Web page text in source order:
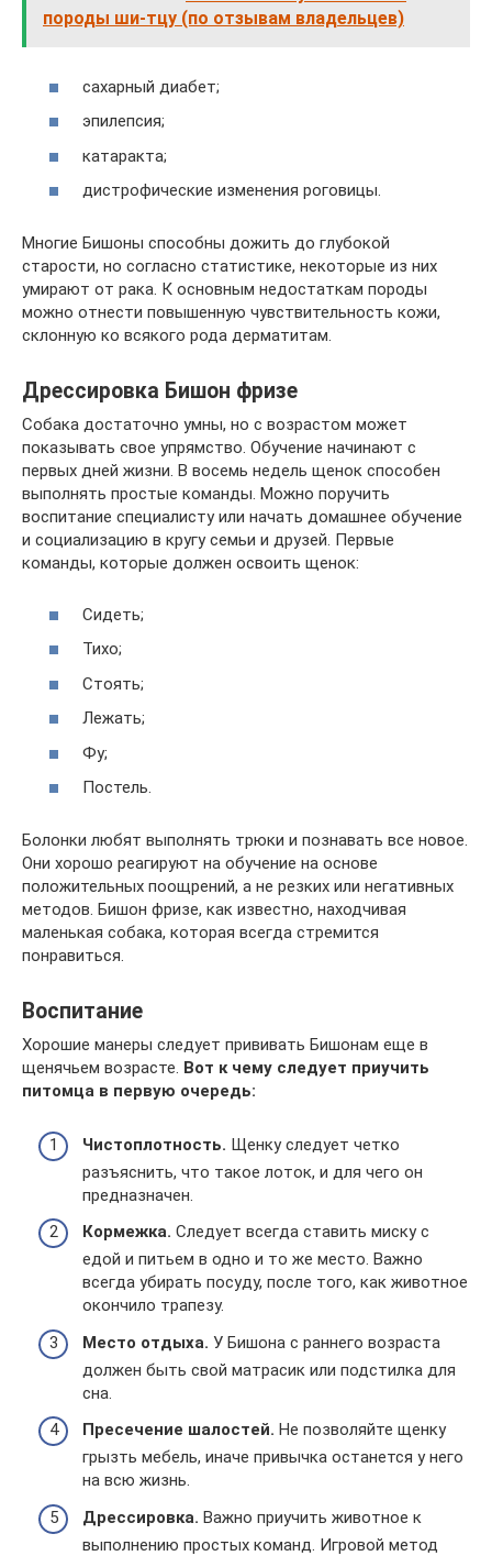
породы ши-тцу (по отзывам владельцев)
сахарный диабет;
эпилепсия;
катаракта;
дистрофические изменения роговицы.
Многие Бишоны способны дожить до глубокой
старости, но согласно статистике, некоторые из них
умирают от рака. К основным недостаткам породы
можно отнести повышенную чувствительность кожи,
склонную ко всякого рода дерматитам.
Дрессировка Бишон фризе
Собака достаточно умны, но с возрастом может
показывать свое упрямство. Обучение начинают с
первых дней жизни. В восемь недель щенок способен
выполнять простые команды. Можно поручить
воспитание специалисту или начать домашнее обучение
и социализацию в кругу семьи и друзей. Первые
команды, которые должен освоить щенок:
Сидеть;
Тихо;
Стоять;
Лежать;
Фу;
Постель.
Болонки любят выполнять трюки и познавать все новое.
Они хорошо реагируют на обучение на основе
положительных поощрений, а не резких или негативных
методов. Бишон фризе, как известно, находчивая
маленькая собака, которая всегда стремится
понравиться.
Воспитание
Хорошие манеры следует прививать Бишонам еще в
щенячьем возрасте. Вот к чему следует приучить
питомца в первую очередь:
Чистоплотность. Щенку следует четко
разъяснить, что такое лоток, и для чего он
предназначен.
Кормежка. Следует всегда ставить миску с
едой и питьем в одно и то же место. Важно
всегда убирать посуду, после того, как животное
окончило трапезу.
Место отдыха. У Бишона с раннего возраста
должен быть свой матрасик или подстилка для
сна.
Пресечение шалостей. Не позволяйте щенку
грызть мебель, иначе привычка останется у него
на всю жизнь.
Дрессировка. Важно приучить животное к
выполнению простых команд. Игровой метод